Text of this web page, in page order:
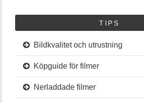
TIPS
Bildkvalitet och utrustning
Köpguide för filmer
Nerladdade filmer